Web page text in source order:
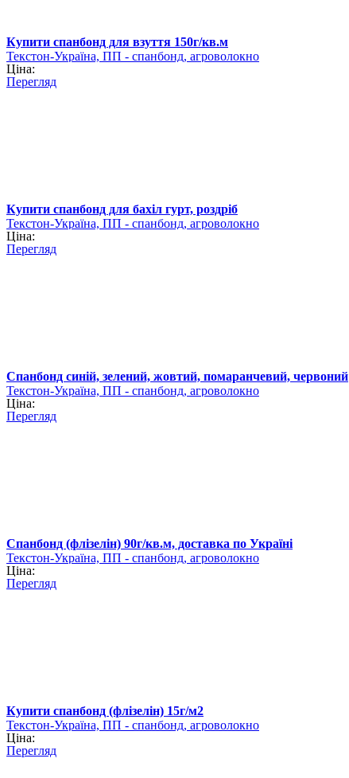
Купити спанбонд для взуття 150г/кв.м
Текстон-Україна, ПП - спанбонд, агроволокно
Ціна:
Перегляд
Купити спанбонд для бахіл гурт, роздріб
Текстон-Україна, ПП - спанбонд, агроволокно
Ціна:
Перегляд
Спанбонд синій, зелений, жовтий, помаранчевий, червоний
Текстон-Україна, ПП - спанбонд, агроволокно
Ціна:
Перегляд
Спанбонд (флізелін) 90г/кв.м, доставка по Україні
Текстон-Україна, ПП - спанбонд, агроволокно
Ціна:
Перегляд
Купити спанбонд (флізелін) 15г/м2
Текстон-Україна, ПП - спанбонд, агроволокно
Ціна:
Перегляд